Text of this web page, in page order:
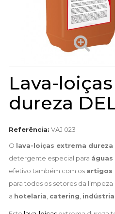
Lava-
dureza
Referência: VAJ 023
O lava-loiças extrema dureza
detergente especial para
efetivo também com os artigos
para todos os setores da
a hotelaria catering